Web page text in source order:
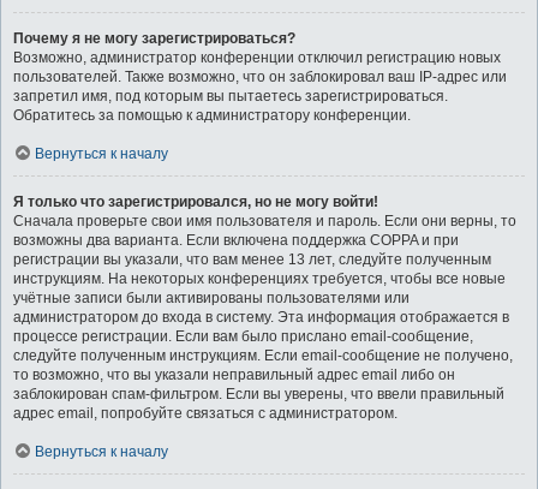
Почему я не могу зарегистрироваться?
Возможно, администратор конференции отключил регистрацию новых
пользователей. Также возможно, что он заблокировал ваш IP-адрес или
запретил имя, под которым вы пытаетесь зарегистрироваться.
Обратитесь за помощью к администратору конференции.
Вернуться к началу
Я только что зарегистрировался, но не могу войти!
Сначала проверьте свои имя пользователя и пароль. Если они верны, то
возможны два варианта. Если включена поддержка COPPA и при
регистрации вы указали, что вам менее 13 лет, следуйте полученным
инструкциям. На некоторых конференциях требуется, чтобы все новые
учётные записи были активированы пользователями или
администратором до входа в систему. Эта информация отображается в
процессе регистрации. Если вам было прислано email-сообщение,
следуйте полученным инструкциям. Если email-сообщение не получено,
то возможно, что вы указали неправильный адрес email либо он
заблокирован спам-фильтром. Если вы уверены, что ввели правильный
адрес email, попробуйте связаться с администратором.
Вернуться к началу